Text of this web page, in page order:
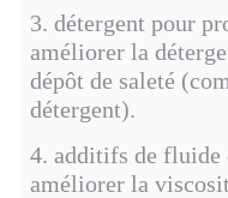
3. détergent pour
améliorer la
dépôt de saleté
détergent).
4. additifs de fluide
améliorer la